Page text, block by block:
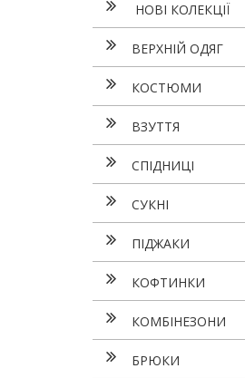
НОВІ КОЛЕКЦІЇ
ВЕРХНІЙ ОДЯГ
КОСТЮМИ
ВЗУТТЯ
СПІДНИЦІ
СУКНI
ПІДЖАКИ
КОФТИНКИ
КОМБІНЕЗОНИ
БРЮКИ